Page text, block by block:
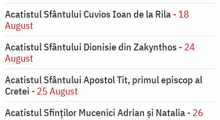
Acatistul Sfântului Cuvios Ioan de la Rila- 18
August
Acatistul Sfântului Dionisie din Zakynthos - 24
August
Acatistul Sfântului Apostol Tit, primul episcop al
Cretei - 25 August
Acatistul Sfinților Mucenici Adrian și Natalia- 26